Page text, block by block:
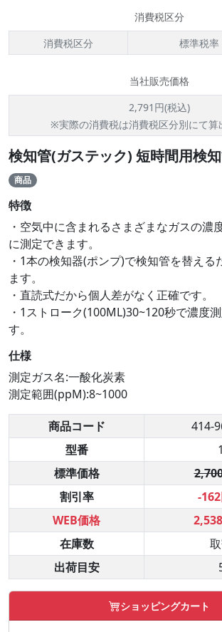
消費税区分
消費税区分
標準税率
当社販売価格
2,791円(税込)
※実際の消費税は消費税区分別にて算
検知管(ガステック) 短時間用検
商品
特徴
・空気中に含まれるさまざまなガスの濃
に測定できます。
・1本の検知器(ポンプ)で検知管を替える
ます。
・直読式だから個人差がなく正確です。
・1ストローク(100ML)30~120秒で濃度
す。
仕様
測定ガス名:一酸化炭素
測定範囲(ppM):8~1000
商品コード
414-
型番
標準価格
割引率 -
WEB価格
在庫数
出荷目安
ショッピングカート